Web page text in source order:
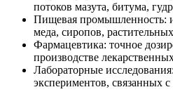
потоков мазута, битума,
Пищевая промышленность:
меда, сиропов,
Фармацевтика: точное
производстве
Лабораторные
экспериментов, связанных с